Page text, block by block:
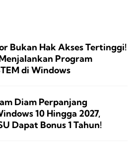
Bukan Hak Akses Tertinggi!
Program
di Windows
Diam Perpanjang
10 Hingga 2027,
Dapat Bonus 1 Tahun!